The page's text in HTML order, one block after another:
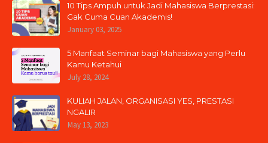
10 Tips Ampuh untuk Jadi Mahasiswa Berprestasi:
Gak Cuma Cuan Akademis!
January 03, 2025
5 Manfaat Seminar bagi Mahasiswa yang Perlu
Kamu Ketahui
July 28, 2024
KULIAH JALAN, ORGANISASI YES, PRESTASI
NGALIR
May 13, 2023